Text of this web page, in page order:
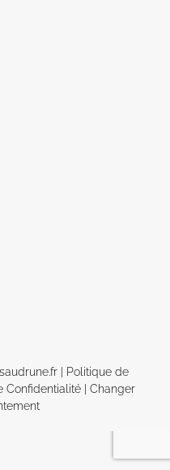
|
Politique de
Confidentialité| Changer